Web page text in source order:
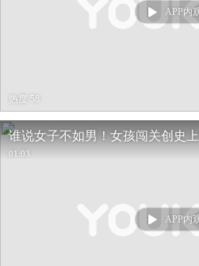
APP内
热度 58
谁说女子不如男！女孩闯关创史
01:03
APP内